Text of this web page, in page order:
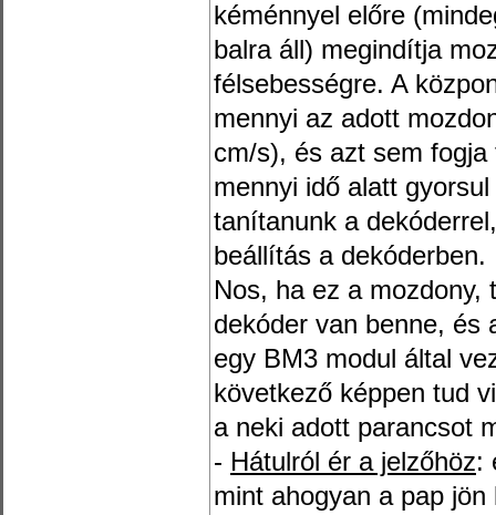
kéménnyel előre
balra áll) megindítja
félsebességre. A
mennyi az adott
cm/s), és azt sem
mennyi idő alatt
tanítanunk a
beállítás a dekóderben.
Nos, ha ez a mozdony,
dekóder van benne, és
egy BM3 modul által
következő képpen tud
a neki adott parancsot
- Hátulról ér a jelzőhöz:
mint ahogyan a pap